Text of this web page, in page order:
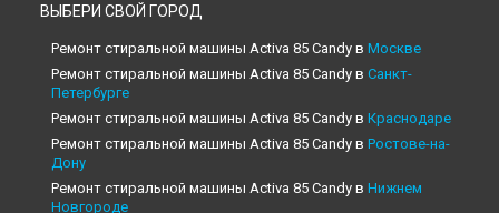
ВЫБЕРИ СВОЙ ГОРОД
Ремонт стиральной машины Activa 85 Candy в Москве
Ремонт стиральной машины Activa 85 Candy в Санкт-
Петербурге
Ремонт стиральной машины Activa 85 Candy в Краснодаре
Ремонт стиральной машины Activa 85 Candy в Ростове-на-
Дону
Ремонт стиральной машины Activa 85 Candy в Нижнем
Новгороде